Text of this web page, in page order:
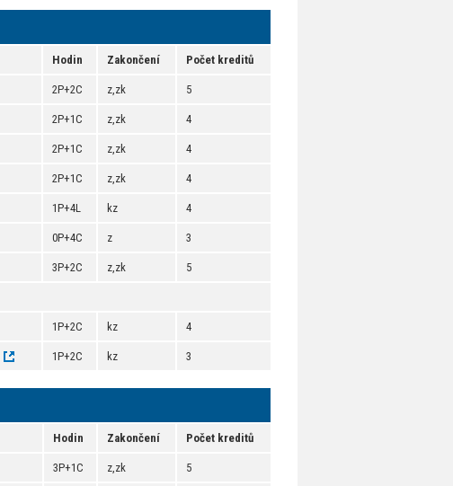
Hodin Zakončení Počet kreditů
2P+2C z,zk 5
2P+1C z,zk 4
2P+1C z,zk 4
2P+1C z,zk 4
1P+4L kz 4
0P+4C z 3
3P+2C z,zk 5
1P+2C kz 4
1P+2C kz 3
Hodin Zakončení Počet kreditů
3P+1C z,zk 5